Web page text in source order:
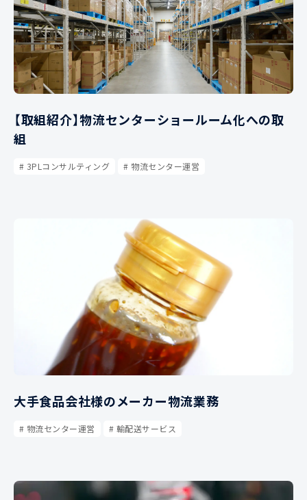
【取組紹介】物流センターショールーム化への取
組
3PLコンサルティング 物流センター運営
大手食品会社様のメーカー物流業務
物流センター運営 輸配送サービス